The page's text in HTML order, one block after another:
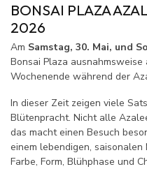
BONSAI PLAZA
2026
Am Samstag, 30. Mai, und
Bonsai Plaza
Wochenende während der
In dieser Zeit zeigen viele
Blütenpracht. Nicht alle
das macht einen Besuch
einem lebendigen,
Farbe, Form, Blühphase und